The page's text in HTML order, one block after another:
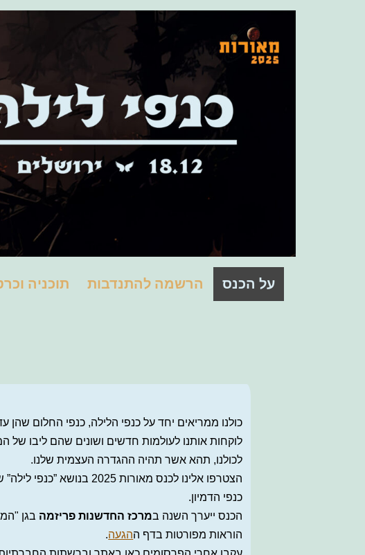
Skip
content
מאורות
על הכנס הרשמה להתנדבות תוכניה
כולנו ממריאים יחד על כנפי הלילה, כנפי החלום שהן
לוקחות אותנו לעולמות חדשים ושונים שהם ליבו של
לכולנו, תהא אשר תהיה ההגדרה העצמית שלנו.
הצטרפו אלינו לכנס מאורות
כנפי הדמיון.
הכנס ייערך השנה במרכז החדשנות פריזמה
הוראות מפורטות בדף ההגעה.